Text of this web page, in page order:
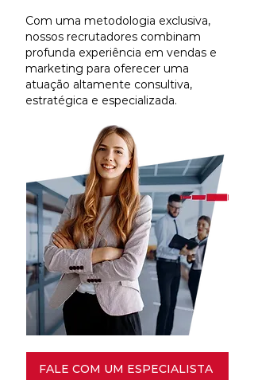
Com uma metodologia exclusiva,
nossos recrutadores combinam
profunda experiência em vendas e
marketing para oferecer uma
atuação altamente consultiva,
estratégica e especializada.
FALE COM UM ESPECIALISTA